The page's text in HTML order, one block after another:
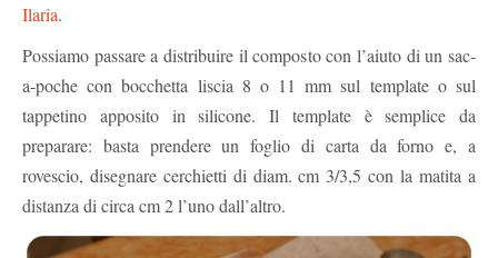
Ilaria.
Possiamo passare a distribuire il composto con l’aiuto di un sac-
a-poche con bocchetta liscia 8 o 11 mm sul template o sul
tappetino apposito in silicone. Il template è semplice da
preparare: basta prendere un foglio di carta da forno e, a
rovescio, disegnare cerchietti di diam. cm 3/3,5 con la matita a
distanza di circa cm 2 l’uno dall’altro.